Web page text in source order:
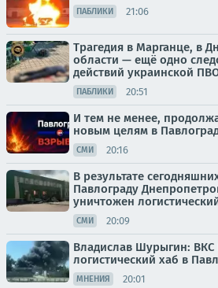
ПАБЛИКИ 21:06
Трагедия в Марганце, в
области — ещё одно
действий украинской
ПАБЛИКИ 20:51
И тем не менее,
новым целям в
СМИ 20:16
В результате
Павлограду
уничтожен
СМИ 20:09
Владислав Шурыгин:
логистический хаб в
МНЕНИЯ 20:01